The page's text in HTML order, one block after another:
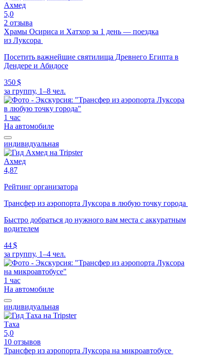
Ахмед
5,0
2 отзыва
Храмы Осириса и Хатхор за 1 день — поездка
из Луксора
Посетить важнейшие святилища Древнего Египта в
Дендере и Абидосе
350 $
за группу, 1–8 чел.
1 час
На автомобиле
индивидуальная
Ахмед
4,87
Рейтинг организатора
Трансфер из аэропорта Луксора в любую точку города
Быстро добраться до нужного вам места с аккуратным
водителем
44 $
за группу, 1–4 чел.
1 час
На автомобиле
индивидуальная
Таха
5,0
10 отзывов
Трансфер из аэропорта Луксора на микроавтобусе